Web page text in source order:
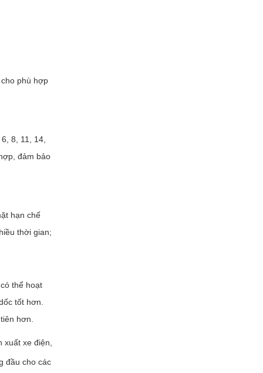
phù hợp
8, 11, 14,
đảm bảo
hạn chế
thời gian;
thể hoạt
tốt hơn.
hơn.
xe điện,
đầu cho các